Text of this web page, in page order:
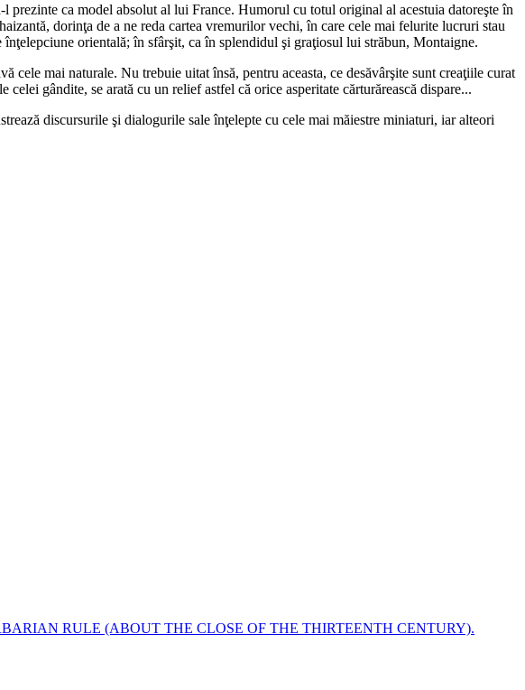
ca model absolut al lui France. Humorul cu totul original al acestuia datoreşte în
dorinţa de a ne reda cartea vremurilor vechi, în care cele mai felurite lucruri stau
înţelepciune orientală; în sfârşit, ca în splendidul şi graţiosul lui străbun, Montaigne.
mai naturale. Nu trebuie uitat însă, pentru aceasta, ce desăvârşite sunt creaţiile curat
gândite, se arată cu un relief astfel că orice asperitate cărturărească dispare...
discursurile şi dialogurile sale înţelepte cu cele mai măiestre miniaturi, iar alteori
RULE (ABOUT THE CLOSE OF THE THIRTEENTH CENTURY).